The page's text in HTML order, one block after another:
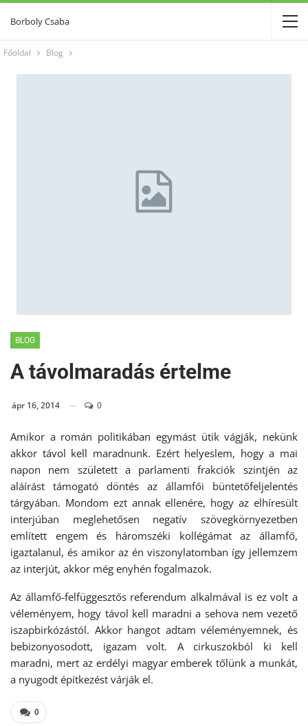
Borboly Csaba
Főoldal Blog
BLOG
A távolmaradás értelme
ápr 16, 2014 0
Amikor a román politikában egymást ütik vágják, nekünk
akkor távol kell maradnunk. Ezért helyeslem, hogy a mai
napon nem született a parlamenti frakciók szintjén az
aláírást támogató döntés az államfői büntetőfeljelentés
tárgyában. Mondom ezt annak ellenére, hogy az elhíresült
interjúban meglehetősen negatív szövegkörnyezetben
említett engem és háromszéki kollégámat az államfő,
igaztalanul, és amikor az én viszonylatomban így jellemzem
az interjút, akkor még enyhén fogalmazok.
Az államfő-felfüggesztős referendum alkalmával is ez volt a
véleményem, hogy távol kell maradni a sehova nem vezető
iszapbirkózástól. Akkor hangot adtam véleményemnek, és
bebizonyosodott, igazam volt. A cirkuszokból ki kell
maradni, mert az erdélyi magyar emberek tőlünk a munkát,
a nyugodt építkezést várják el.
0